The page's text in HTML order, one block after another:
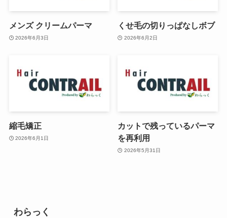
メンズ クリームパーマ
2026年6月3日
くせ毛の切りっぱなしボブ
2026年6月2日
縮毛矯正
2026年6月1日
カットで残っているパーマ
を再利用
2026年5月31日
わらっく